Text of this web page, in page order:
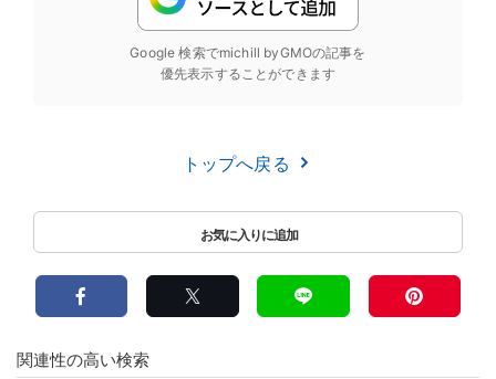
Google 検索でmichill byGMOの記事を
優先表示することができます
トップへ戻る